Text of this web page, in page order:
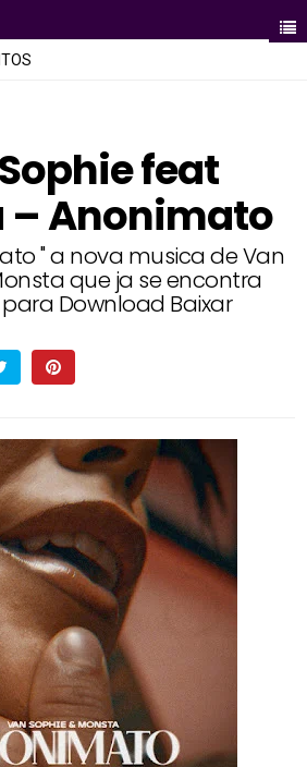
feat
– Anonimato
" a nova musica de Van
que ja se encontra
Download Baixar